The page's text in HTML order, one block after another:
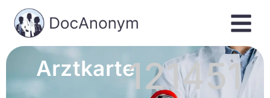
Arztkarte121451